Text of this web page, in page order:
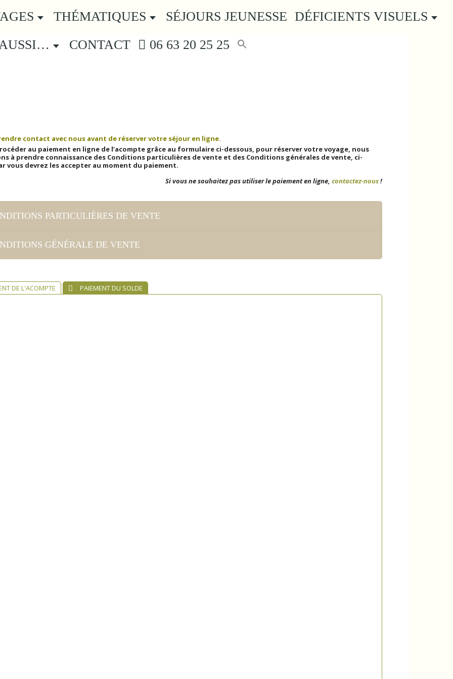
THÉMATIQUES SÉJOURS JEUNESSE DÉFICIENTS VISUELS
CONTACT 06 63 20 25 25
contact avec nous avant de réserver votre séjour en ligne.
au paiement en ligne de l’acompte grâce au formulaire ci-dessous, pour réserver votre voyage, nous
à prendre connaissance des Conditions particulières de vente et des Conditions générales de vente, ci-
vous devrez les accepter au moment du paiement.
Si vous ne souhaitez pas utiliser le paiement en ligne, contactez-nous!
PARTICULIÈRES DE VENTE
GÉNÉRALE DE VENTE
DE L'ACOMPTE PAIEMENT DU SOLDE